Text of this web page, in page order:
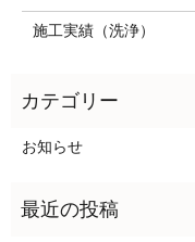
施工実績（洗浄）
お知らせ